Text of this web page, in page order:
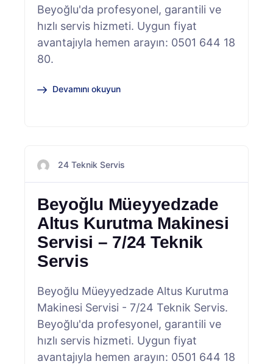
Beyoğlu'da profesyonel, garantili ve
hızlı servis hizmeti. Uygun fiyat
avantajıyla hemen arayın: 0501 644 18
80.
Devamını okuyun
24 Teknik Servis
Beyoğlu Müeyyedzade
Altus Kurutma Makinesi
Servisi – 7/24 Teknik
Servis
Beyoğlu Müeyyedzade Altus Kurutma
Makinesi Servisi - 7/24 Teknik Servis.
Beyoğlu'da profesyonel, garantili ve
hızlı servis hizmeti. Uygun fiyat
avantajıyla hemen arayın: 0501 644 18